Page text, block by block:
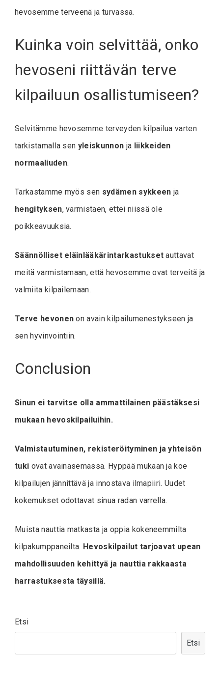
hevosemme terveenä ja turvassa.
Kuinka voin selvittää, onko
hevoseni riittävän terve
kilpailuun osallistumiseen?
Selvitämme hevosemme terveyden kilpailua varten
tarkistamalla sen yleiskunnon ja liikkeiden
normaaliuden.
Tarkastamme myös sen sydämen sykkeen ja
hengityksen, varmistaen, ettei niissä ole
poikkeavuuksia.
Säännölliset eläinlääkärintarkastukset auttavat
meitä varmistamaan, että hevosemme ovat terveitä ja
valmiita kilpailemaan.
Terve hevonen on avain kilpailumenestykseen ja
sen hyvinvointiin.
Conclusion
Sinun ei tarvitse olla ammattilainen päästäksesi
mukaan hevoskilpailuihin.
Valmistautuminen, rekisteröityminen ja yhteisön
tuki ovat avainasemassa. Hyppää mukaan ja koe
kilpailujen jännittävä ja innostava ilmapiiri. Uudet
kokemukset odottavat sinua radan varrella.
Muista nauttia matkasta ja oppia kokeneemmilta
kilpakumppaneilta. Hevoskilpailut tarjoavat upean
mahdollisuuden kehittyä ja nauttia rakkaasta
harrastuksesta täysillä.
Etsi
Etsi